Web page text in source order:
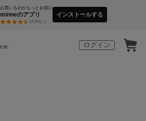
お買いものがもっとお得に
minneのアプリ
3万件以上
インストールする
ログイン